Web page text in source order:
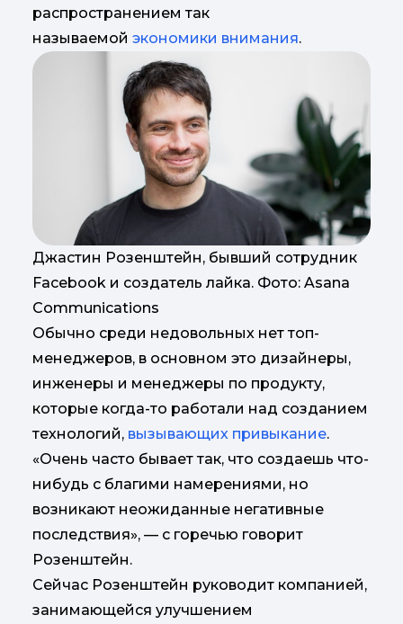
распространением так
называемой экономики внимания.
Джастин Розенштейн, бывший сотрудник
Facebook и создатель лайка. Фото: Asana
Communications
Обычно среди недовольных нет топ-
менеджеров, в основном это дизайнеры,
инженеры и менеджеры по продукту,
которые когда-то работали над созданием
технологий, вызывающих привыкание.
«Очень часто бывает так, что создаешь что-
нибудь с благими намерениями, но
возникают неожиданные негативные
последствия», — с горечью говорит
Розенштейн.
Сейчас Розенштейн руководит компанией,
занимающейся улучшением